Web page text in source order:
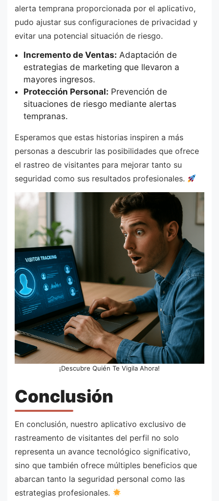
alerta temprana proporcionada por el aplicativo,
pudo ajustar sus configuraciones de privacidad y
evitar una potencial situación de riesgo.
Incremento de Ventas: Adaptación de
estrategias de marketing que llevaron a
mayores ingresos.
Protección Personal: Prevención de
situaciones de riesgo mediante alertas
tempranas.
Esperamos que estas historias inspiren a más
personas a descubrir las posibilidades que ofrece
el rastreo de visitantes para mejorar tanto su
seguridad como sus resultados profesionales.
¡Descubre Quién Te Vigila Ahora!
Conclusión
En conclusión, nuestro aplicativo exclusivo de
rastreamento de visitantes del perfil no solo
representa un avance tecnológico significativo,
sino que también ofrece múltiples beneficios que
abarcan tanto la seguridad personal como las
estrategias profesionales.